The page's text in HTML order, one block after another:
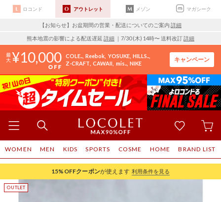
ロコンド アウトレット メゾン マガシーク
【お知らせ】お盆期間の営業・配送についてのご案内 詳細
熊本地震の影響による配送遅延 詳細 ｜7/30 (木) 14時〜 送料改訂詳細
10,000 COLE.. Reebok YOSUKE HILLS..
Z-CRAFT CAWAII mis.. NIKE
キャンペーン
WOMEN MEN KIDS SPORTS COSME HOME BRAND LIST
15%OFFクーポンが使えます 利用条件を見る